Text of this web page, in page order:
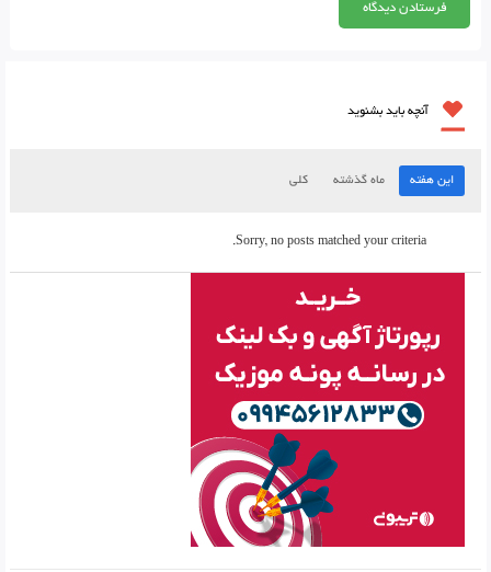
آنچه باید بشنوید
این هفته ماه گذشته کلی
Sorry, no posts matched your criteria.